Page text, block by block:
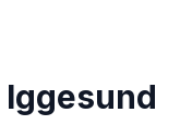
Iggesund